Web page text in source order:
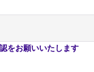
をお願いいたします